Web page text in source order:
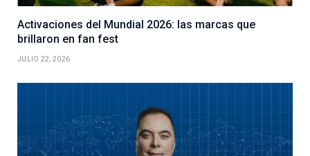
Activaciones del Mundial 2026: las marcas que
brillaron en fan fest
JULIO 22, 2026